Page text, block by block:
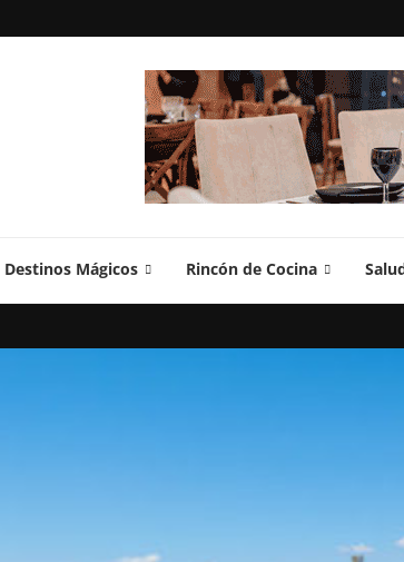
Destinos Mágicos Rincón de Cocina